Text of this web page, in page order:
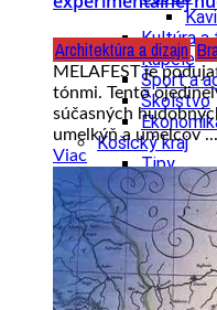
Kultúra a
Kúpele
Šport a
Školstvo
Košický kraj
Tipy
Podujatia
Architektúra a dizajn
MELAFEST je
tónmi. Tento
súčasných
umelkýň a umelcov ...
Viac